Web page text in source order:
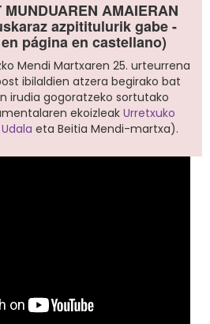
MUNDUAREN AMAIERAN
azpititulurik gabe -
página en castellano)
Mendi Martxaren 25. urteurrena
ibilaldien atzera begirako bat
irudia gogoratzeko sortutako
ekoizleak Urretxuko
eta Beitia Mendi-martxa).